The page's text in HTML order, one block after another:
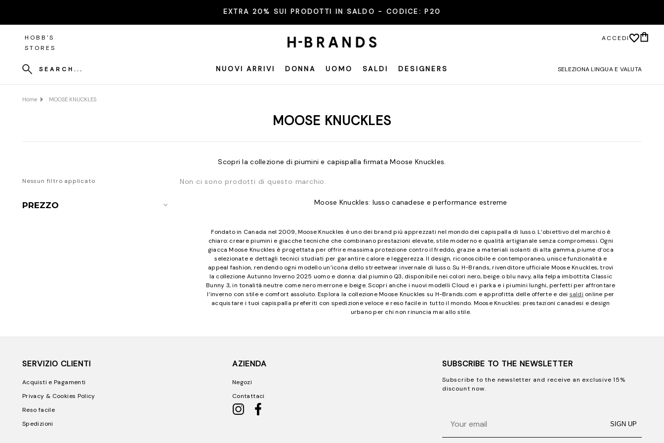
EXTRA 20% SUI PRODOTTI IN SALDO - CODICE:P20
HOBB'S
STORES
ACCEDI
SEARCH... NUOVI ARRIVI DONNA UOMO SALDI DESIGNERS SELEZIONA LINGUA E VALUTA
Home MOOSE KNUCKLES
MOOSE KNUCKLES
Scopri la collezione di piumini e capispalla firmata Moose Knuckles.
Nessun filtro applicato
PREZZO
Non ci sono prodotti di questo marchio.
Moose Knuckles: lusso canadese e performance estreme
Fondato in Canada nel 2009, Moose Knuckles è uno dei brand più apprezzati nel mondo dei capispalla di lusso. L’obiettivo del marchio è
chiaro: creare piumini e giacche tecniche che combinano prestazioni elevate, stile moderno e qualità artigianale senza compromessi. Ogni
giacca Moose Knuckles è progettata per offrire massima protezione contro il freddo, grazie a materiali isolanti di alta gamma, piume d’oca
selezionate e dettagli tecnici studiati per garantire calore e leggerezza. Il design, riconoscibile e contemporaneo, unisce funzionalità e
appeal fashion, rendendo ogni modello un’icona dello streetwear invernale di lusso. Su H-Brands, rivenditore ufficiale Moose Knuckles, trovi
la collezione Autunno Inverno 2025 uomo e donna: dal piumino Q3, disponibile nei colori nero, beige o blu navy, alla felpa imbottita Classic
Bunny 3, in tonalità neutre come nero merrone e beige. Scopri anche i nuovi modelli Cloud e i parka e i piumini lunghi, perfetti per affrontare
l’inverno con stile e comfort assoluto. Esplora la collezione Moose Knuckles su H-Brands.com e approfitta delle offerte e dei saldi online per
acquistare i tuoi capispalla preferiti con spedizione veloce e reso facile in tutto il mondo. Moose Knuckles: prestazioni canadesi e design
urbano per chi non rinuncia mai allo stile.
SERVIZIO CLIENTI
Acquisti e Pagamenti
Privacy & Cookies Policy
Reso facile
Spedizioni
AZIENDA
Negozi
Contattaci
SUBSCRIBE TO THE NEWSLETTER
Subscribe to the newsletter and receive an exclusive 15%
discount now.
SIGN UP